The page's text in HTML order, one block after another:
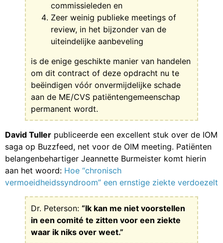
commissieleden en
Zeer weinig publieke meetings of
review, in het bijzonder van de
uiteindelijke aanbeveling
is de enige geschikte manier van handelen
om dit contract of deze opdracht nu te
beëindigen vóór onvermijdelijke schade
aan de ME/CVS patiëntengemeenschap
permanent wordt.
David Tuller publiceerde een excellent stuk over de IOM
saga op Buzzfeed, net voor de OIM meeting. Patiënten
belangenbehartiger Jeannette Burmeister komt hierin
aan het woord: Hoe “chronisch
vermoeidheidssyndroom” een ernstige ziekte verdoezelt
Dr. Peterson: “Ik kan me niet voorstellen
in een comité te zitten voor een ziekte
waar ik niks over weet.”